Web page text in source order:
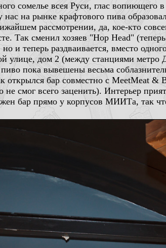
сомелье всея Руси, глас вопиющего
на рынке крафтового пива
рассмотрении, да, кое-кто
Так сменил хозяев "Hop Head"
и теперь раздваивается, вместо
улице, дом 2 (между станциями метро
пока вывешены весьма
открылся бар совместно с MeetMeat
не смог всего заценить). Интерьер
бар прямо у корпусов МИИТа, так